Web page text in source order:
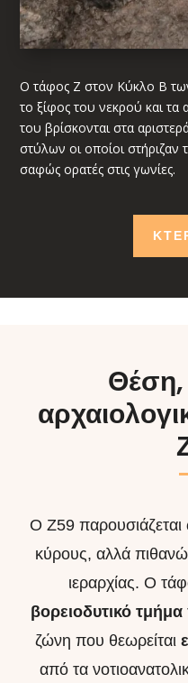
Ο τάφος Ζ στον Κύκλο Β
το ξίφος του νεκρού και τα
του βρίσκονται στα
στύλων οι οποίοι
σαφώς ορατές στις γωνίες.
Θέση,
Ο Ζ59 παρουσιάζεται
κύρους, αλλά
ιεραρχίας. Ο
βορειοδυτικό τμήμα
ζώνη που θεωρείται
από τα